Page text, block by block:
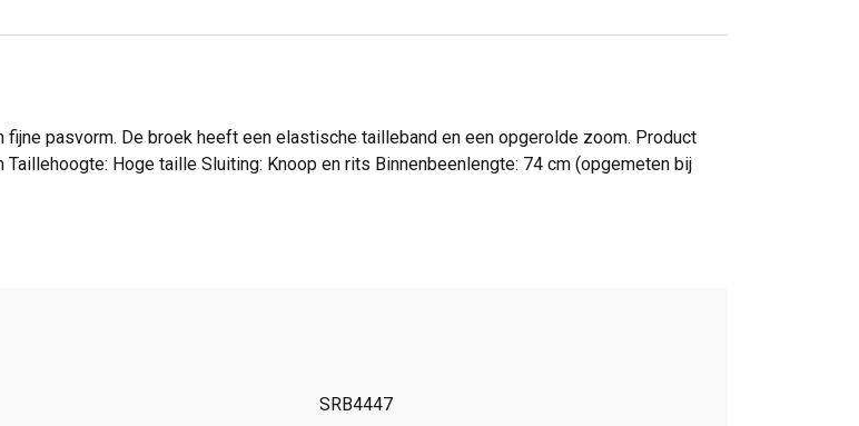
pasvorm. De broek heeft een elastische tailleband en een opgerolde zoom. Product
Hoge taille Sluiting: Knoop en rits Binnenbeenlengte: 74 cm (opgemeten bij
SRB4447